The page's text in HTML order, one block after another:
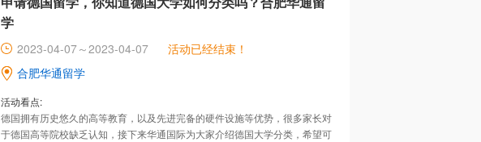
学
2023-04-07～2023-04-07
活动已经结束！
合肥华通留学
活动看点:
德国拥有历史悠久的高等教育，以及先进完备的硬件设施等优势，很多家长对
于德国高等院校缺乏认知，接下来华通国际为大家介绍德国大学分类，希望可